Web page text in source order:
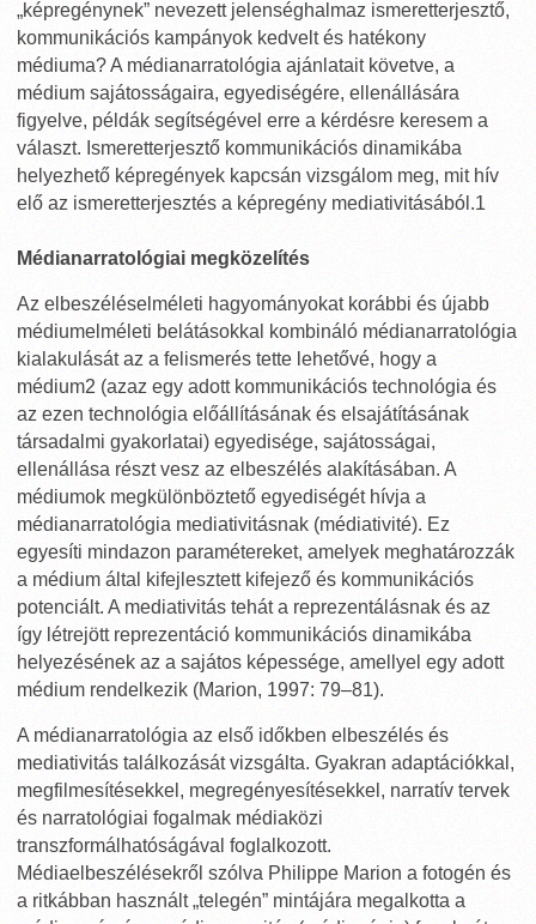
„képregénynek” nevezett jelenséghalmaz ismeretterjesztő,
kommunikációs kampányok kedvelt és hatékony
médiuma? A médianarratológia ajánlatait követve, a
médium sajátosságaira, egyediségére, ellenállására
figyelve, példák segítségével erre a kérdésre keresem a
választ. Ismeretterjesztő kommunikációs dinamikába
helyezhető képregények kapcsán vizsgálom meg, mit hív
elő az ismeretterjesztés a képregény mediativitásából.1
Médianarratológiai megközelítés
Az elbeszéléselméleti hagyományokat korábbi és újabb
médiumelméleti belátásokkal kombináló médianarratológia
kialakulását az a felismerés tette lehetővé, hogy a
médium2 (azaz egy adott kommunikációs technológia és
az ezen technológia előállításának és elsajátításának
társadalmi gyakorlatai) egyedisége, sajátosságai,
ellenállása részt vesz az elbeszélés alakításában. A
médiumok megkülönböztető egyediségét hívja a
médianarratológia mediativitásnak (médiativité). Ez
egyesíti mindazon paramétereket, amelyek meghatározzák
a médium által kifejlesztett kifejező és kommunikációs
potenciált. A mediativitás tehát a reprezentálásnak és az
így létrejött reprezentáció kommunikációs dinamikába
helyezésének az a sajátos képessége, amellyel egy adott
médium rendelkezik (Marion, 1997: 79–81).
A médianarratológia az első időkben elbeszélés és
mediativitás találkozását vizsgálta. Gyakran adaptációkkal,
megfilmesítésekkel, megregényesítésekkel, narratív tervek
és narratológiai fogalmak médiaközi
transzformálhatóságával foglalkozott.
Médiaelbeszélésekről szólva Philippe Marion a fotogén és
a ritkábban használt „telegén” mintájára megalkotta a